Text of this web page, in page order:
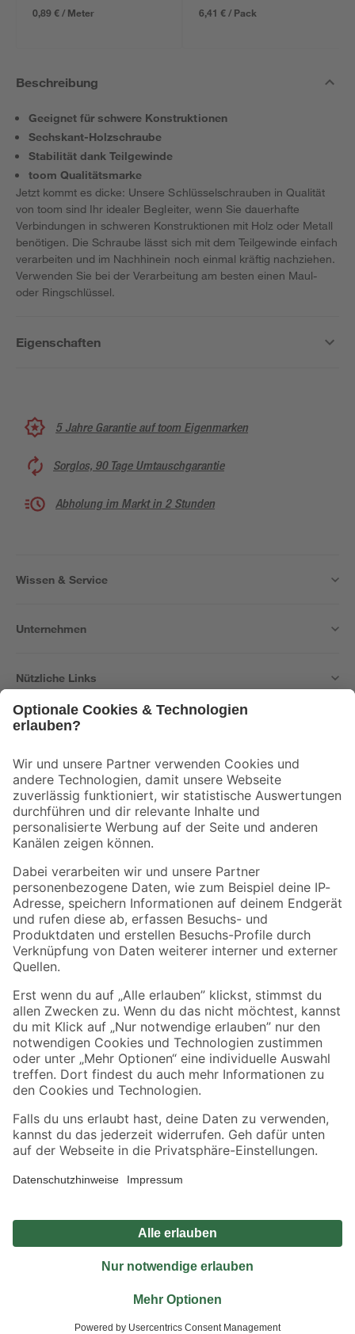
0,89 € / Meter
6,41 € / Pack
Beschreibung
Geeignet für schwere Konstruktionen
Sechskant-Holzschraube
Stabilität dank Teilgewinde
toom Qualitätsmarke
Jetzt kommt es dicke: Unsere Schlüsselschrauben in Qualität
von toom sind Ihr idealer Begleiter, wenn Sie dauerhafte
Verbindungen in schweren Konstruktionen mit Holz oder Metall
benötigen. Die Schraube lässt sich mit dem Teilgewinde einfach
verarbeiten und im Nachhinein noch einmal kräftig nachziehen.
Verwenden Sie bei der Verarbeitung am besten einen Maul-
oder Ringschlüssel.
Eigenschaften
5 Jahre Garantie auf toom Eigenmarken
Sorglos, 90 Tage Umtauschgarantie
Abholung im Markt in 2 Stunden
Wissen & Service
Unternehmen
Nützliche Links
Der toom Newsletter: Keine Angebote und Aktionen mehr verpassen!
Zur Newsletter Anmeldung
Folge uns
Zahlungsarten Versandarten
Sicher einkaufen
Jetzt die toom-App herunterladen
Alle Preisangaben in EUR inkl. gesetzl. MwSt.. Die dargestellten Angebote sind unter
Umständen nicht in allen Märkten verfügbar. Die angegebenen Verfügbarkeiten beziehen
Produkte nur solange der Vorrat reicht.
*Paketversand ab 59 € versandkostenfrei, gilt nicht für Artikel mit Speditionsversand, hier
Privatsphäre Impressum
Nutzungsbedingungen
Widerrufsrecht
Vertrag widerrufen
© 2026 toom Baumarkt GmbH